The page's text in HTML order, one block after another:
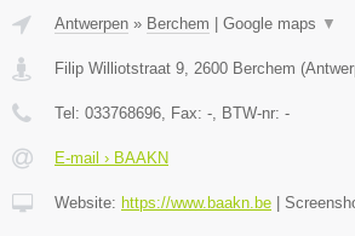
Antwerpen » Berchem Google maps ▼
Filip Williotstraat 9, 2600 Berchem (
Tel: 033768696, Fax: -, BTW-nr: -
E-mail › BAAKN
Website: https://www.baakn.be